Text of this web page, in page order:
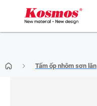
to
Tấm ốp nhôm sơn lăn